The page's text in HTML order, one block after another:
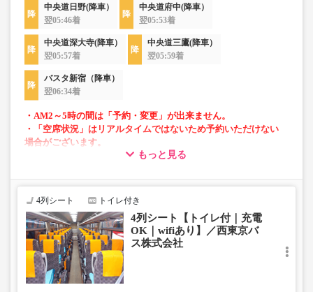
中央道日野(降車）
翌05:46着
中央道府中(降車）
翌05:53着
中央道深大寺(降車）
翌05:57着
中央道三鷹(降車）
翌05:59着
バスタ新宿（降車）
翌06:34着
・AM2～5時の間は「予約・変更」が出来ません。
・「空席状況」はリアルタイムではないため予約いただけない
場合がございます。
・車両は予告なく変更となる場合がございます。これに伴い、
じめご了承ください。
もっと見る
4列シート トイレ付き
4列シート【トイレ付｜充電
OK｜wifiあり】／西東京バ
ス株式会社